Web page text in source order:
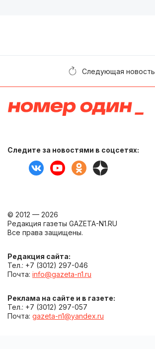
Следующая новость
Следите за новостями в соцсетях:
© 2012 — 2026
Редакция газеты GAZETA-N1.RU
Все права защищены.
Редакция сайта:
Тел.: +7 (3012) 297-046
Почта: info@gazeta-n1.ru
Реклама на сайте и в газете:
Тел.: +7 (3012) 297-057
Почта: gazeta-n1@yandex.ru